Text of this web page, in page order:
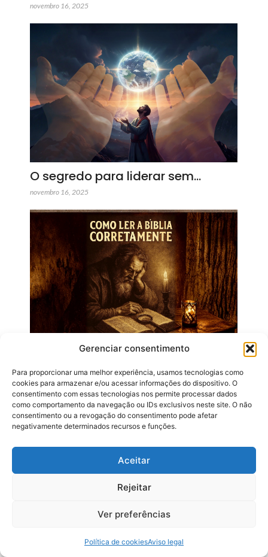
Gerenciar consentimento
Para proporcionar uma melhor experiência, usamos tecnologias como
cookies para armazenar e/ou acessar informações do dispositivo. O
consentimento com essas tecnologias nos permite processar dados
como comportamento da navegação ou IDs exclusivos neste site. O não
consentimento ou a revogação do consentimento pode afetar
negativamente determinados recursos e funções.
Aceitar
Rejeitar
Ver preferências
Política de cookiesAviso legal
novembro 16, 2025
O segredo para liderar sem…
novembro 16, 2025
novembro 15, 2025
Receba nossas Novidades
Somos uma família.
Faça parte da maior familia de pregadores do Reino de
atualizações.